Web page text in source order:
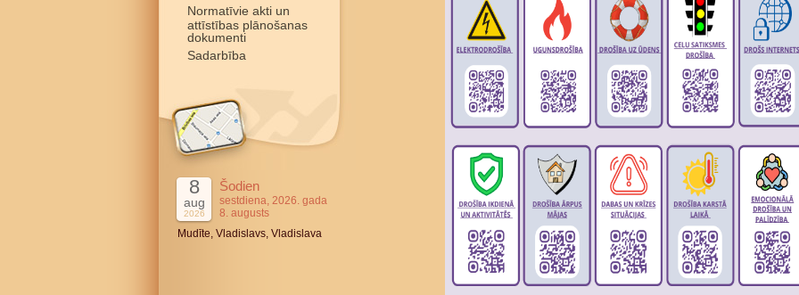
Normatīvie akti un
attīstības plānošanas
dokumenti
Sadarbība
8
aug
2026
Šodien
sestdiena, 2026. gada
8. augusts
Mudīte, Vladislavs, Vladislava